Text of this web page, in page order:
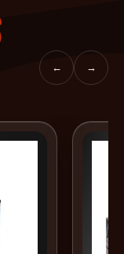
← →